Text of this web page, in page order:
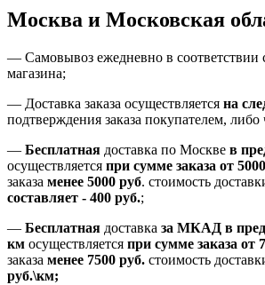
Москва и Московская
— Самовывоз ежедневно в соответствии
магазина;
— Доставка заказа осуществляется на
подтверждения заказа покупателем, либо
— Бесплатная доставка по Москве в
осуществляется при сумме заказа от
заказа менее 5000 руб. стоимость
составляет - 400 руб.;
— Бесплатная доставка за МКАД в
км осуществляется при сумме заказа от
заказа менее 7500 руб. стоимость
руб.\км;